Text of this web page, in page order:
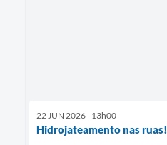
22 JUN 2026 - 13h00
Hidrojateamento nas ruas!